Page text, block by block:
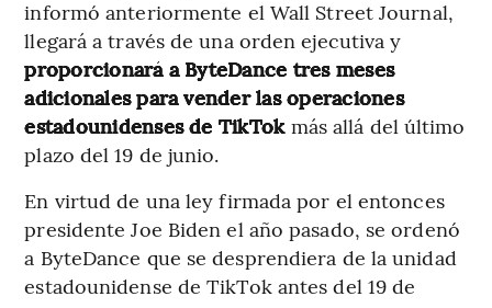
informó anteriormente el Wall Street Journal,
llegará a través de una orden ejecutiva y
proporcionará a ByteDance tres meses
adicionales para vender las operaciones
estadounidenses de TikTok más allá del último
plazo del 19 de junio.
En virtud de una ley firmada por el entonces
presidente Joe Biden el año pasado, se ordenó
a ByteDance que se desprendiera de la unidad
estadounidense de TikTok antes del 19 de